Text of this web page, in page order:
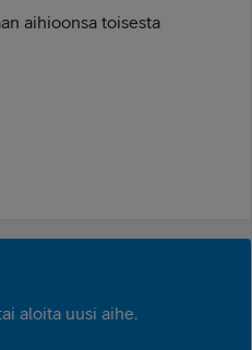
aihioonsa toisesta
aloita uusi aihe.